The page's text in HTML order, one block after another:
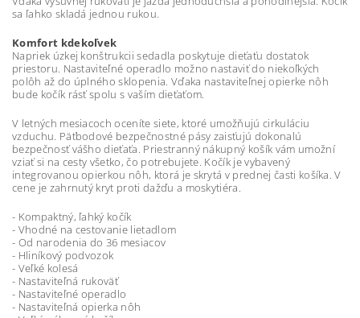
sa ľahko skladá jednou rukou.
Komfort kdekoľvek
Napriek úzkej konštrukcii sedadla poskytuje dieťaťu dostatok
priestoru. Nastaviteľné operadlo možno nastaviť do niekoľkých
polôh až do úplného sklopenia. Vďaka nastaviteľnej opierke nôh
bude kočík rásť spolu s vaším dieťaťom.
V letných mesiacoch oceníte siete, ktoré umožňujú cirkuláciu
vzduchu. Päťbodové bezpečnostné pásy zaisťujú dokonalú
bezpečnosť vášho dieťaťa. Priestranný nákupný košík vám umožní
vziať si na cesty všetko, čo potrebujete. Kočík je vybavený
integrovanou opierkou nôh, ktorá je skrytá v prednej časti košíka. V
cene je zahrnutý kryt proti dažďu a moskytiéra.
- Kompaktný, ľahký kočík
- Vhodné na cestovanie lietadlom
- Od narodenia do 36 mesiacov
- Hliníkový podvozok
- Veľké kolesá
- Nastaviteľná rukoväť
- Nastaviteľné operadlo
- Nastaviteľná opierka nôh